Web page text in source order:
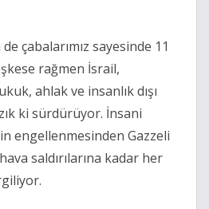
çabalarımız sayesinde 11
rağmen İsrail,
ahlak ve insanlık dışı
ki sürdürüyor. İnsani
engellenmesinden Gazzeli
saldırılarına kadar her